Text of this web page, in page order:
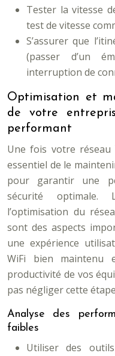
Tester la vitesse
test de vitesse
S’assurer que
(passer d’un
interruption de
Optimisation et
de votre
performant
Une fois votre
essentiel de le
pour garantir une
sécurité optimale.
l’optimisation du
sont des aspects
une expérience
WiFi bien
productivité de vos
pas négliger cette
Analyse des
faibles
Utiliser des